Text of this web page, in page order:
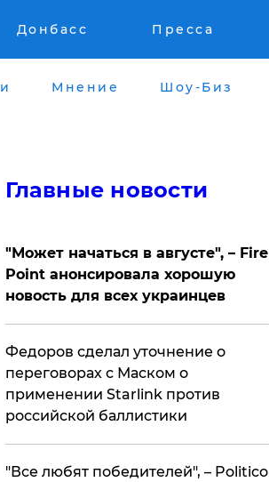
Донбасс Пресса
Мнение Шоу-Биз
Главные новости
"Может начаться в августе", – Fire
Point анонсировала хорошую
новость для всех украинцев
Федоров сделал уточнение о
переговорах с Маском о
применении Starlink против
российской баллистики
​"Все любят победителей", – Politico